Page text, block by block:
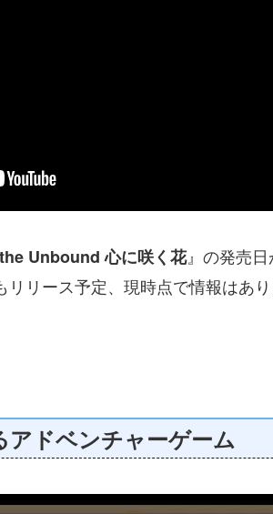
Unbound 心に咲く花』の発売日
リリース予定、現時点で情報はあ
アドベンチャーゲーム